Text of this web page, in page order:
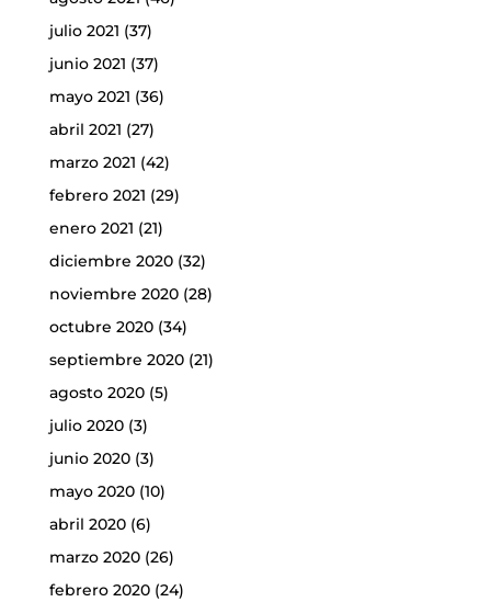
julio 2021 (37)
junio 2021 (37)
mayo 2021 (36)
abril 2021 (27)
marzo 2021 (42)
febrero 2021 (29)
enero 2021 (21)
diciembre 2020(32)
noviembre 2020(28)
octubre 2020(34)
septiembre 2020(21)
agosto 2020(5)
julio 2020(3)
junio 2020(3)
mayo 2020(10)
abril 2020(6)
marzo 2020(26)
febrero 2020(24)